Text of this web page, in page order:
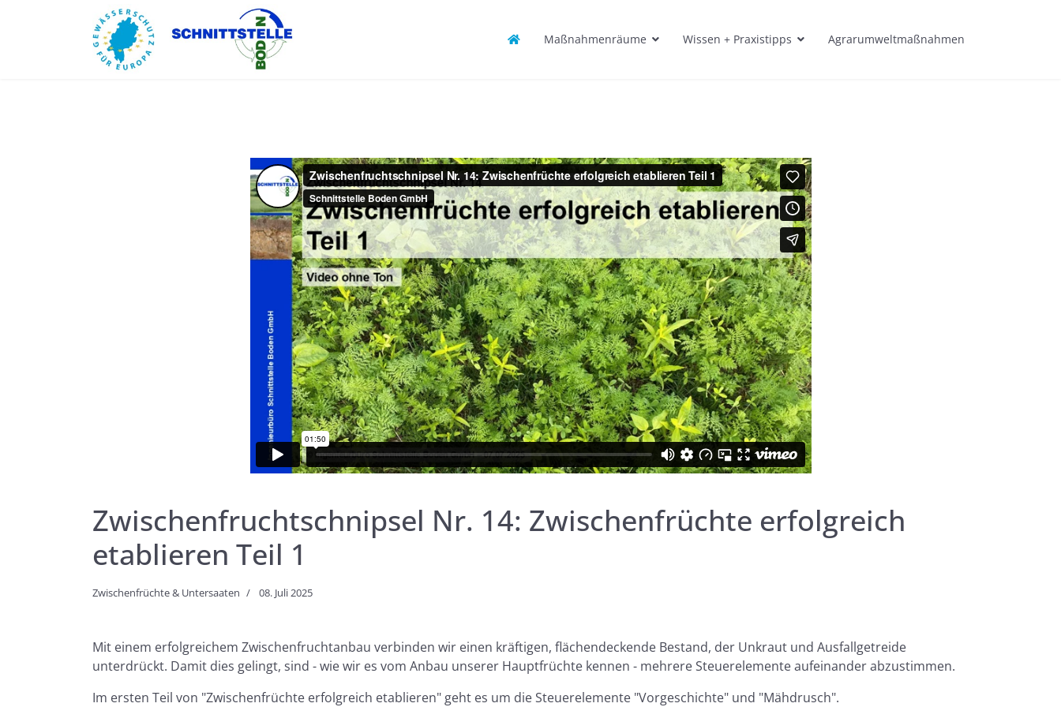
Maßnahmenräume Wissen + Praxistipps Agrarumweltmaßnahmen
Zwischenfruchtschnipsel Nr. 14: Zwischenfrüchte erfolgreich
etablieren Teil 1
Zwischenfrüchte & Untersaaten 08. Juli 2025
Mit einem erfolgreichem Zwischenfruchtanbau verbinden wir einen kräftigen, flächendeckende Bestand, der Unkraut und Ausfallgetreide
unterdrückt. Damit dies gelingt, sind - wie wir es vom Anbau unserer Hauptfrüchte kennen - mehrere Steuerelemente aufeinander abzustimmen.
Im ersten Teil von "Zwischenfrüchte erfolgreich etablieren" geht es um die Steuerelemente "Vorgeschichte" und "Mähdrusch".